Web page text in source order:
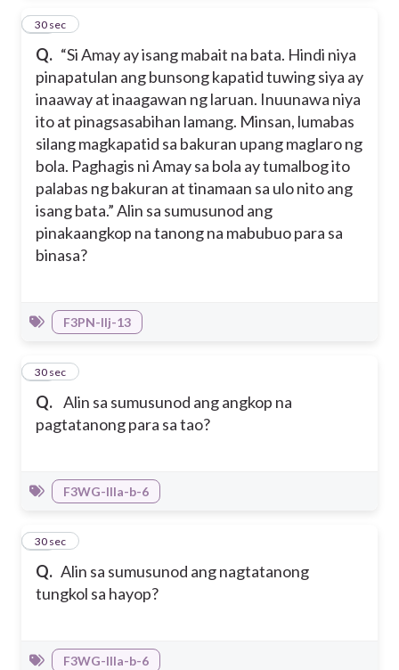
Q. “Si Amay ay isang mabait na bata. Hindi niya
pinapatulan ang bunsong kapatid tuwing siya ay
inaaway at inaagawan ng laruan. Inuunawa niya
ito at pinagsasabihan lamang. Minsan, lumabas
silang magkapatid sa bakuran upang maglaro ng
bola. Paghagis ni Amay sa bola ay tumalbog ito
palabas ng bakuran at tinamaan sa ulo nito ang
isang bata.” Alin sa sumusunod ang
pinakaangkop na tanong na mabubuo para sa
binasa?
11
30 sec
F3PN-IIj-13
Q. Alin sa sumusunod ang angkop na
pagtatanong para sa tao?
12
30 sec
F3WG-IIIa-b-6
Q. Alin sa sumusunod ang nagtatanong
tungkol sa hayop?
13
30 sec
F3WG-IIIa-b-6